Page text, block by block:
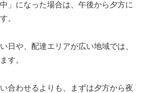
」になった場合は、午後から夕方に
。
日や、配達エリアが広い地域では、
す。
合わせるよりも、まずは夕方から夜